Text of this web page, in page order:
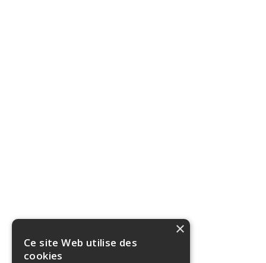
×
Ce site Web utilise des
cookies